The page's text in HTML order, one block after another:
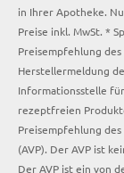
in Ihrer Apotheke.
Preise inkl. MwSt. *
Preisempfehlung
Herstellermeldung
Informationsstelle
rezeptfreien
Preisempfehlung
(AVP). Der AVP ist
Der AVP ist ein von